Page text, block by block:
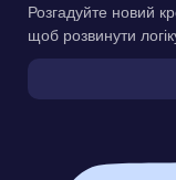
Розгадуйте новий
щоб розвинути